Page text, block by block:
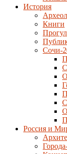
История
Книги
Сочи-
Россия и